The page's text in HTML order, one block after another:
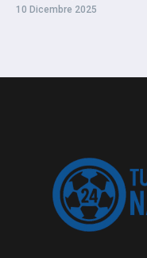
10 Dicembre 2025